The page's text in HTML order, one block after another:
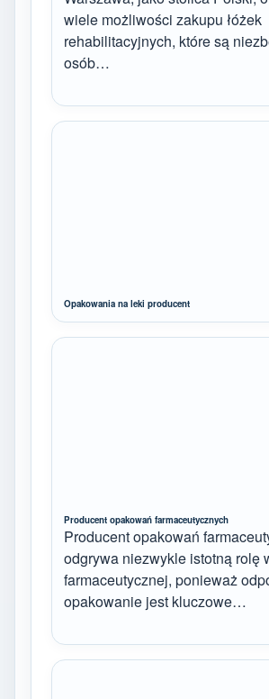
wiele możliwości zakupu łóżek
rehabilitacyjnych, które są
osób…
Opakowania na leki producent
Producent opakowań farmaceutycznych
Producent opakowań
odgrywa niezwykle istotną rolę
farmaceutycznej, ponieważ
opakowanie jest kluczowe…